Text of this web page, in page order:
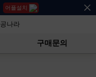
어플설치
구매문의